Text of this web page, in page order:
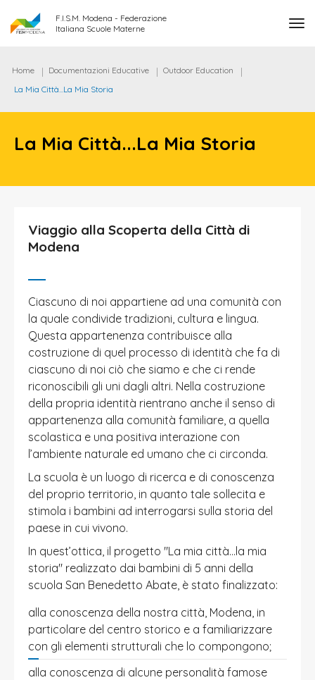
F.I.S.M. Modena - Federazione
Italiana Scuole Materne
Home Documentazioni Educative
Outdoor Education
La Mia Città...La Mia Storia
La Mia Città...La Mia Storia
Viaggio alla Scoperta della Città di
Modena
Ciascuno di noi appartiene ad una comunità con
la quale condivide tradizioni, cultura e lingua.
Questa appartenenza contribuisce alla
costruzione di quel processo di identità che fa di
ciascuno di noi ciò che siamo e che ci rende
riconoscibili gli uni dagli altri. Nella costruzione
della propria identità rientrano anche il senso di
appartenenza alla comunità familiare, a quella
scolastica e una positiva interazione con
l’ambiente naturale ed umano che ci circonda.
La scuola è un luogo di ricerca e di conoscenza
del proprio territorio, in quanto tale sollecita e
stimola i bambini ad interrogarsi sulla storia del
paese in cui vivono.
In quest’ottica, il progetto "La mia città...la mia
storia" realizzato dai bambini di 5 anni della
scuola San Benedetto Abate, è stato finalizzato:
alla conoscenza della nostra città, Modena, in
particolare del centro storico e a familiarizzare
con gli elementi strutturali che lo compongono;
alla conoscenza di alcune personalità famose